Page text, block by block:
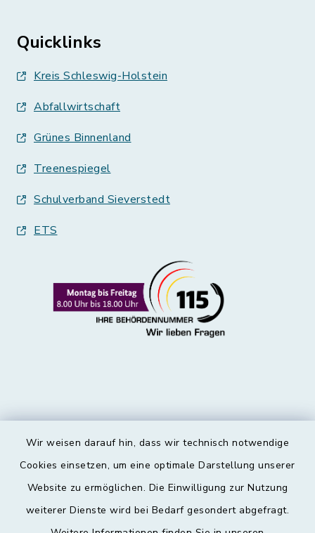
Wir weisen darauf hin, dass wir technisch notwendige
Cookies einsetzen, um eine optimale Darstellung unserer
Website zu ermöglichen. Die Einwilligung zur Nutzung
weiterer Dienste wird bei Bedarf gesondert abgefragt.
Quicklinks
Kreis Schleswig-Holstein
Abfallwirtschaft
Grünes Binnenland
Treenespiegel
Schulverband Sieverstedt
ETS
Kontakt